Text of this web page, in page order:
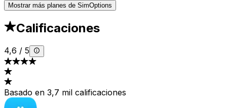
Mostrar más planes de SimOptions
Calificaciones
4,6 / 5
Basado en 3,7 mil calificaciones